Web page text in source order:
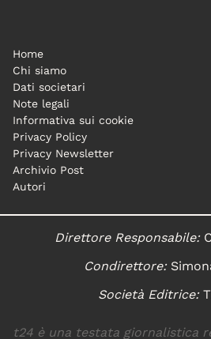
Home
Chi siamo
Dati societari
Note legali
Informativa sui cookie
Privacy Policy
Privacy Newsletter
Archivio Post
Autori
Direttore Responsabile:
Condirettore:
Società Editrice:
t24 è una testata giornalistica